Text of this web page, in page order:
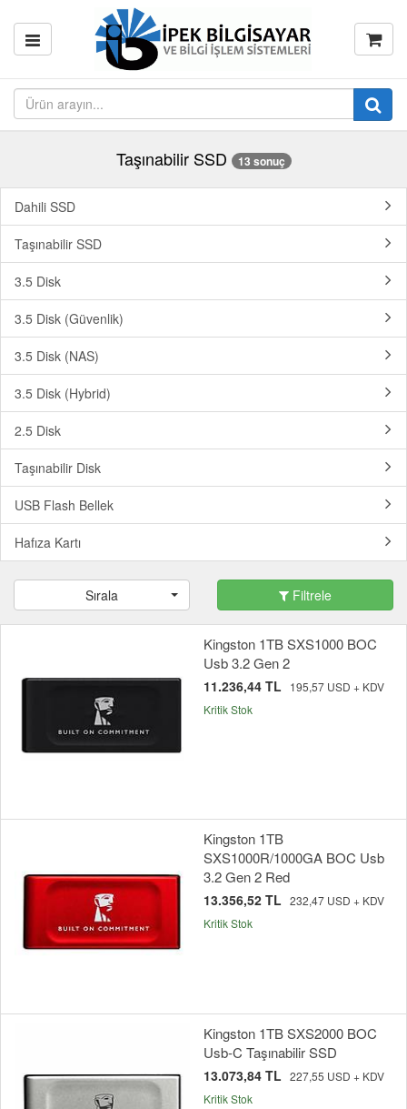
Taşınabilir SSD 13 sonuç
Dahili SSD
Taşınabilir SSD
3.5 Disk
3.5 Disk (Güvenlik)
3.5 Disk (NAS)
3.5 Disk (Hybrid)
2.5 Disk
Taşınabilir Disk
USB Flash Bellek
Hafıza Kartı
Sırala Filtrele
Kingston 1TB SXS1000 BOC
Usb 3.2 Gen 2
11.236,44 TL
195,57 USD + KDV
Kritik Stok
Kingston 1TB
SXS1000R/1000GA BOC Usb
3.2 Gen 2 Red
13.356,52 TL 232,47 USD + KDV
Kritik Stok
Kingston 1TB SXS2000 BOC
Usb-C Taşınabilir SSD
13.073,84 TL 227,55 USD + KDV
Kritik Stok